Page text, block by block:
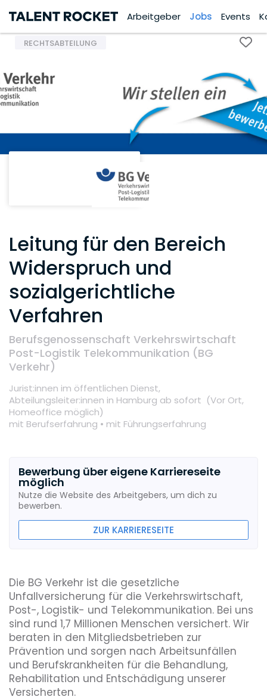
Arbeitgeber Jobs Events
RECHTSABTEILUNG
Leitung für den Bereich
Widerspruch und
sozialgerichtliche
Verfahren
Berufsgenossenschaft Verkehrswirtschaft
Post-Logistik Telekommunikation (BG
Verkehr)
Jurist:innen im öffentlichen Dienst,
Abteilungsleiter:innen in Hamburg ab sofort (Vor Ort,
Homeoffice möglich)
mit Berufserfahrung • mit Führungserfahrung
Bewerbung über eigene Karriereseite
möglich
Nutze die Website des Arbeitgebers, um dich zu
bewerben.
ZUR KARRIERESEITE
Die BG Verkehr ist die gesetzliche
Unfallversicherung für die Verkehrswirtschaft,
Post-, Logistik- und Telekommunikation. Bei uns
sind rund 1,7 Millionen Menschen versichert. Wir
beraten in den Mitgliedsbetrieben zur
Prävention und sorgen nach Arbeitsunfällen
und Berufskrankheiten für die Behandlung,
Rehabilitation und Entschädigung unserer
Versicherten.